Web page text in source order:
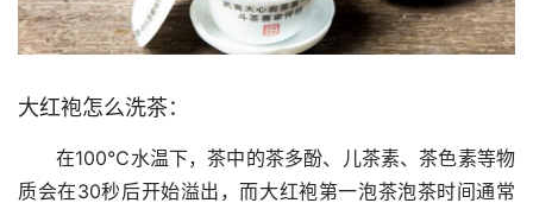
大红袍怎么洗茶：
在100℃水温下，茶中的茶多酚、儿茶素、茶色素等物
质会在30秒后开始溢出，而大红袍第一泡茶泡茶时间通常